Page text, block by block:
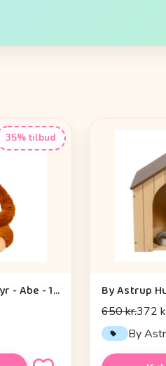
35% tilbud
By Astrup Tyngdedyr - Abe - 1.1kg By Astrup
650 kr.372
By